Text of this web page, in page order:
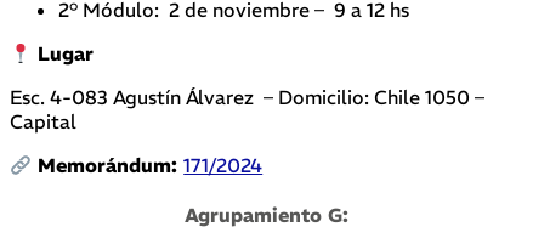
2° Módulo: 2 de noviembre – 9 a 12 hs
Lugar
Esc. 4-083 Agustín Álvarez – Domicilio: Chile 1050 –
Capital
Memorándum:171/2024
Agrupamiento G: